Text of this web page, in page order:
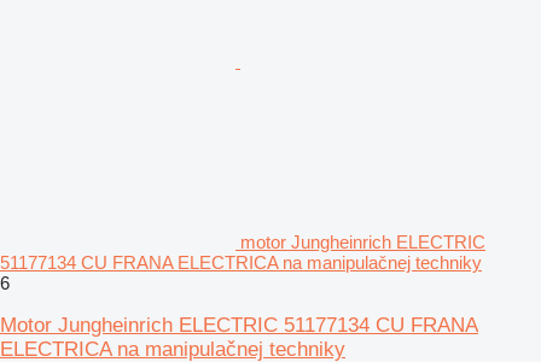
motor Jungheinrich ELECTRIC
51177134 CU FRANA ELECTRICA na manipulačnej techniky
6
Motor Jungheinrich ELECTRIC 51177134 CU FRANA
ELECTRICA na manipulačnej techniky